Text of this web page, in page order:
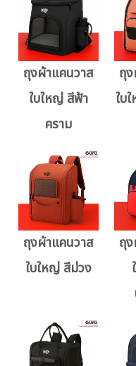
ถุงผ้าแคนวาส
ใบใหญ่ สีฟ้า
คราม
ถุ
ใบ
ถุงผ้าแคนวาส
ใบใหญ่ สีม่วง
ถุ